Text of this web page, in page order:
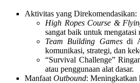
Aktivitas yang Direkomendasikan:
High Ropes Course &
sangat baik untuk mengatasi
Team Building Gamesdi
komunikasi, strategi, dan
“Survival Challenge”
atau penggunaan alat dasar.
Manfaat Outbound: Meningkatkan